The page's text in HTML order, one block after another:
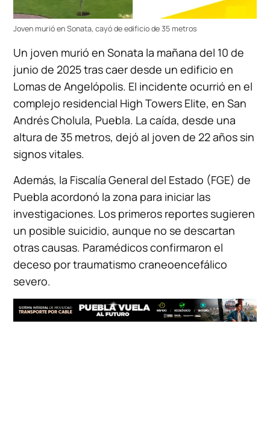
Joven murió en Sonata, cayó de edificio de 35 metros
Un joven murió en Sonata la mañana del 10 de
junio de 2025 tras caer desde un edificio en
Lomas de Angelópolis. El incidente ocurrió en el
complejo residencial High Towers Elite, en San
Andrés Cholula, Puebla. La caída, desde una
altura de 35 metros, dejó al joven de 22 años sin
signos vitales.
Además, la Fiscalía General del Estado (FGE) de
Puebla acordonó la zona para iniciar las
investigaciones. Los primeros reportes sugieren
un posible suicidio, aunque no se descartan
otras causas. Paramédicos confirmaron el
deceso por traumatismo craneoencefálico
severo.